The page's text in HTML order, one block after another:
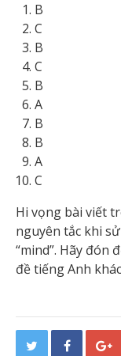
B
C
B
C
B
A
B
B
A
C
Hi vọng bài viết
nguyên tắc khi
“mind”. Hãy đón
đề tiếng Anh